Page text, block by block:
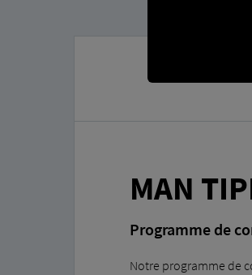
MAN
Programme de
Notre programme de